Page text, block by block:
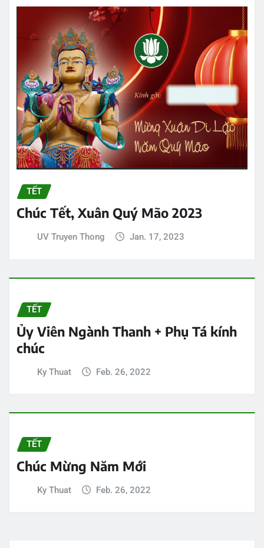
TẾT
Chúc Tết, Xuân Quý Mão 2023
UV Truyen Thong Jan. 17, 2023
TẾT
Ủy Viên Ngành Thanh + Phụ Tá kính
chúc
Ky Thuat Feb. 26, 2022
TẾT
Chúc Mừng Năm Mới
Ky Thuat Feb. 26, 2022